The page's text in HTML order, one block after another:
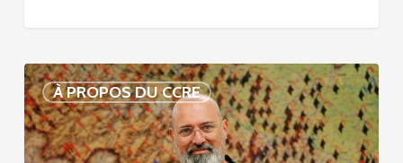
À PROPOS DU CCRE
Voix
de
nos